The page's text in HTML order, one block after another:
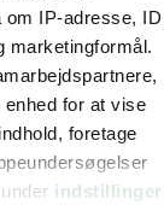
om IP-adresse, ID
marketingformål.
for at vise
foretage
indstillinger